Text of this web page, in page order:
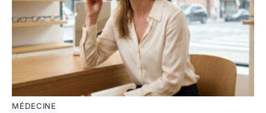
MÉDECINE